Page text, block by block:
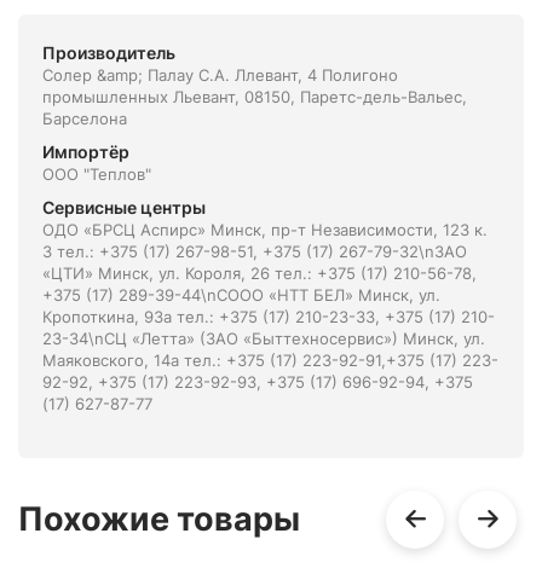
Производитель
Солер &amp; Палау С.А. Ллевант, 4 Полигоно
промышленных Льевант, 08150, Паретс-дель-Вальес,
Барселона
Импортёр
ООО "Теплов"
Сервисные центры
ОДО «БРСЦ Аспирс» Минск, пр-т Независимости, 123 к.
3 тел.: +375 (17) 267-98-51, +375 (17) 267-79-32\nЗАО
«ЦТИ» Минск, ул. Короля, 26 тел.: +375 (17) 210-56-78,
+375 (17) 289-39-44\nСООО «НТТ БЕЛ» Минск, ул.
Кропоткина, 93а тел.: +375 (17) 210-23-33, +375 (17) 210-
23-34\nСЦ «Летта» (ЗАО «Быттехносервис») Минск, ул.
Маяковского, 14а тел.: +375 (17) 223-92-91,+375 (17) 223-
92-92, +375 (17) 223-92-93, +375 (17) 696-92-94, +375
(17) 627-87-77
Похожие товары